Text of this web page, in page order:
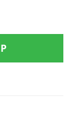
€.